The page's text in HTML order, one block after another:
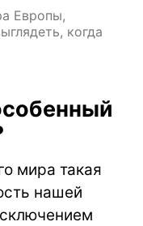
Европы,
когда
мира такая
нашей